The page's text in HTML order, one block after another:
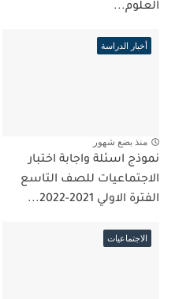
العلوم...
أخبار الدراسة
منذ بضع شهور
نموذج اسئلة واجابة اختبار
الاجتماعيات للصف التاسع
الفترة الاولي 2021-2022...
الاجتماعيات